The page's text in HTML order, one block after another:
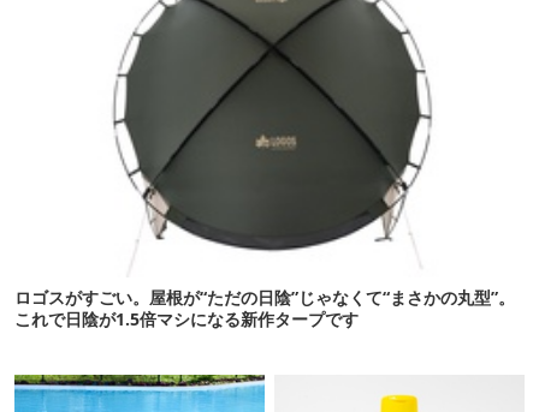
ロゴスがすごい。屋根が“ただの日陰”じゃなくて“まさかの丸型”。
これで日陰が1.5倍マシになる新作タープです